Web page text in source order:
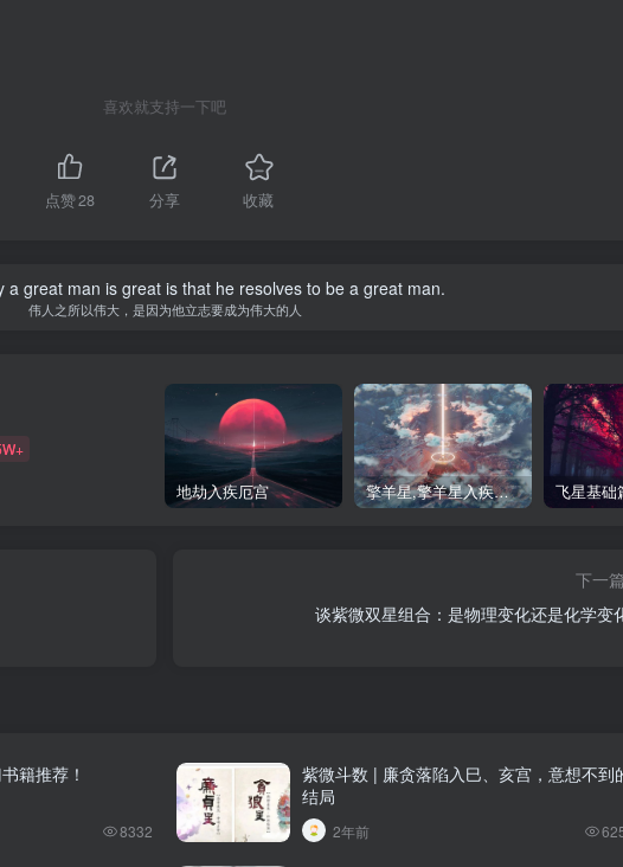
喜欢就支持一下吧
点赞28 分享 收藏
a great man is great is that he resolves to be a great man.
伟人之所以伟大，是因为他立志要成为伟大的人
地劫入疾厄宫 擎羊星,擎羊星入疾厄宫
下一
谈紫微双星组合：是物理变化还是化学变
籍推荐！
8332
紫微斗数 | 廉贪落陷入巳、亥宫，意想不到
结局
2年前